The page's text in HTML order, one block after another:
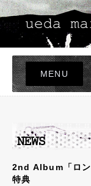
MENU
LIVE
NEWS
PROFILE
2nd Album「ロン
特典